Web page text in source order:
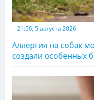
21:56, 5 августа 2026
Аллергия на собак
создали особенных